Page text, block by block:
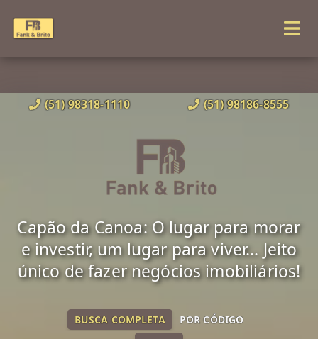
(51) 98318-1110 (51) 98186-8555
Capão da Canoa: O lugar para morar
e investir, um lugar para viver... Jeito
único de fazer negócios imobiliários!
BUSCA COMPLETA POR CÓDIGO